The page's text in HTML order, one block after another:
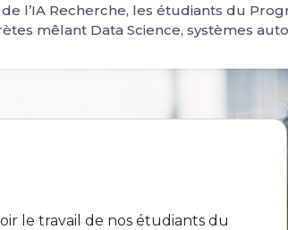
l’IA Recherche, les étudiants du
mêlant Data Science, systèmes
le travail de nos étudiants du